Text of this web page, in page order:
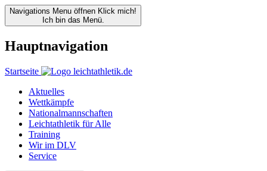
Navigations Menu öffnen Klick mich!
Ich bin das Menü.
Hauptnavigation
Startseite
Aktuelles
Wettkämpfe
Nationalmannschaften
Leichtathletik für Alle
Training
Wir im DLV
Service